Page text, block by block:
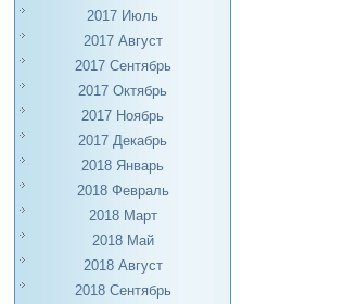
2017 Июль
2017 Август
2017 Сентябрь
2017 Октябрь
2017 Ноябрь
2017 Декабрь
2018 Январь
2018 Февраль
2018 Март
2018 Май
2018 Август
2018 Сентябрь